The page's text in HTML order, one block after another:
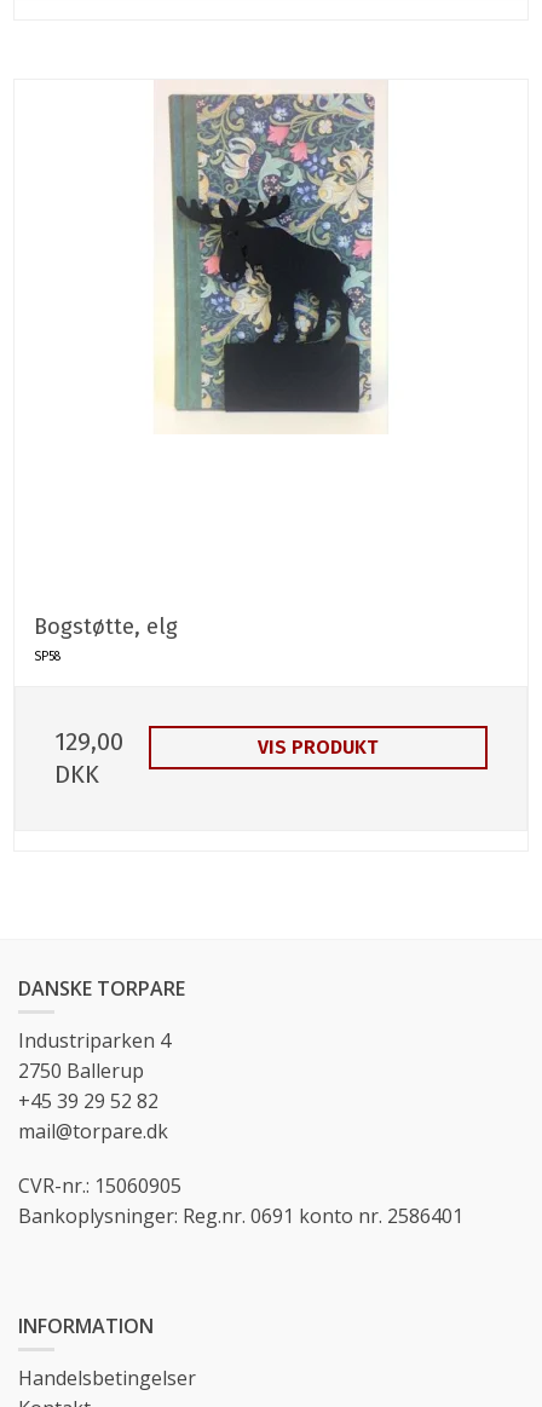
Bogstøtte, elg
SP58
129,00
DKK
VIS PRODUKT
DANSKE TORPARE
Industriparken 4
2750 Ballerup
+45 39 29 52 82
mail@torpare.dk
CVR-nr.: 15060905
Bankoplysninger: Reg.nr. 0691 konto nr. 2586401
INFORMATION
Handelsbetingelser